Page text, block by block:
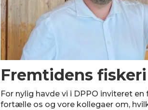
Fremtidens fiskeri
For nylig havde vi i DPPO inviteret
fortælle os og vore kollegaer om,